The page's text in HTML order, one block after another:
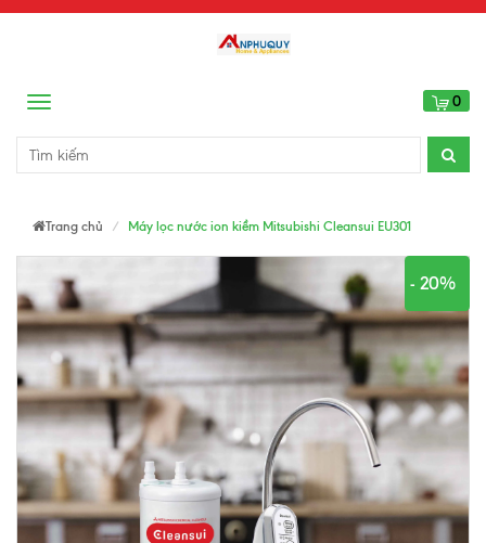
Menu 0
Trang chủ Máy lọc nước ion kiềm Mitsubishi Cleansui EU301
- 20%